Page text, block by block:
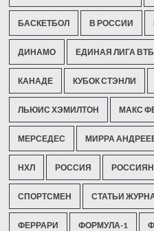
БАСКЕТБОЛ В РОССИИ
ДИНАМО ЕДИНАЯ ЛИГА ВТБ
КАНАДЕ КУБОК СТЭНЛИ
ЛЬЮИС ХЭМИЛТОН МАКС
МЕРСЕДЕС МИРРА
НХЛ РОССИЯ
СПОРТСМЕН СТАТЬИ
ФЕРРАРИ ФОРМУЛА-1